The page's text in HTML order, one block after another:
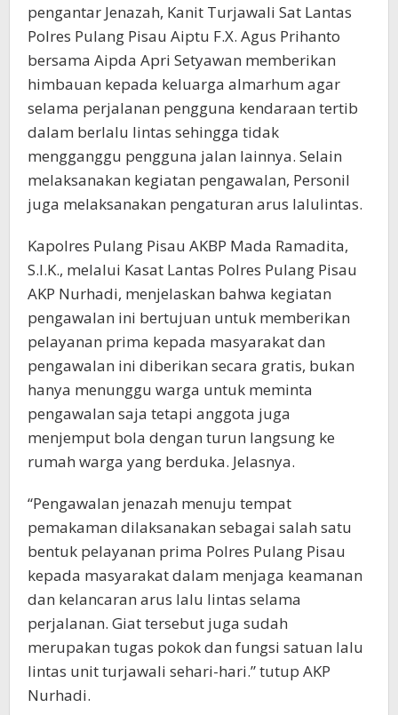
pengantar Jenazah, Kanit Turjawali Sat Lantas
Polres Pulang Pisau Aiptu F.X. Agus Prihanto
bersama Aipda Apri Setyawan memberikan
himbauan kepada keluarga almarhum agar
selama perjalanan pengguna kendaraan tertib
dalam berlalu lintas sehingga tidak
mengganggu pengguna jalan lainnya. Selain
melaksanakan kegiatan pengawalan, Personil
juga melaksanakan pengaturan arus lalulintas.
Kapolres Pulang Pisau AKBP Mada Ramadita,
S.I.K., melalui Kasat Lantas Polres Pulang Pisau
AKP Nurhadi, menjelaskan bahwa kegiatan
pengawalan ini bertujuan untuk memberikan
pelayanan prima kepada masyarakat dan
pengawalan ini diberikan secara gratis, bukan
hanya menunggu warga untuk meminta
pengawalan saja tetapi anggota juga
menjemput bola dengan turun langsung ke
rumah warga yang berduka. Jelasnya.
“Pengawalan jenazah menuju tempat
pemakaman dilaksanakan sebagai salah satu
bentuk pelayanan prima Polres Pulang Pisau
kepada masyarakat dalam menjaga keamanan
dan kelancaran arus lalu lintas selama
perjalanan. Giat tersebut juga sudah
merupakan tugas pokok dan fungsi satuan lalu
lintas unit turjawali sehari-hari.” tutup AKP
Nurhadi.